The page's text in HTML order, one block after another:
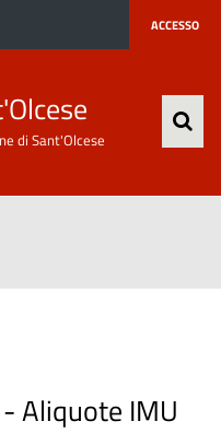
ACCESSO
di Sant'Olcese
-Aliquote IMU